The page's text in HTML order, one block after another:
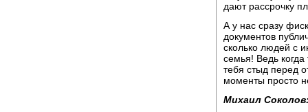
дают рассрочку
А у нас сразу
документов
сколько людей с
семья! Ведь
тебя стыд перед
моменты просто
Михаил